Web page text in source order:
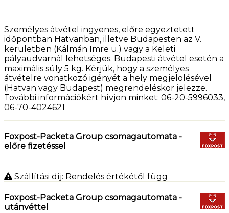
Személyes átvétel ingyenes, előre egyeztetett
időpontban Hatvanban, illetve Budapesten az V.
kerületben (Kálmán Imre u.) vagy a Keleti
pályaudvarnál lehetséges. Budapesti átvétel esetén a
maximális súly 5 kg. Kérjük, hogy a személyes
átvételre vonatkozó igényét a hely megjelölésével
(Hatvan vagy Budapest) megrendeléskor jelezze.
További információkért hívjon minket: 06-20-5996033,
06-70-4024621
Foxpost-Packeta Group csomagautomata -
előre fizetéssel
Szállítási díj: Rendelés értékétől függ
Foxpost-Packeta Group csomagautomata -
utánvéttel